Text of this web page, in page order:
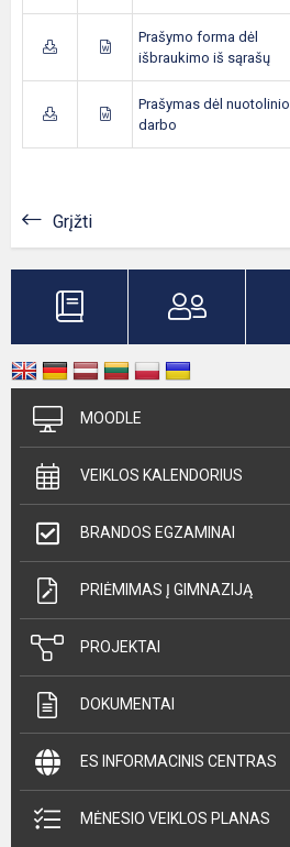
Prašymo forma dėl
išbraukimo iš sąrašų
Prašymas dėl nuotolinio
darbo
Grįžti
MOODLE
VEIKLOS KALENDORIUS
BRANDOS EGZAMINAI
PRIĖMIMAS Į GIMNAZIJĄ
PROJEKTAI
DOKUMENTAI
ES INFORMACINIS CENTRAS
MĖNESIO VEIKLOS PLANAS